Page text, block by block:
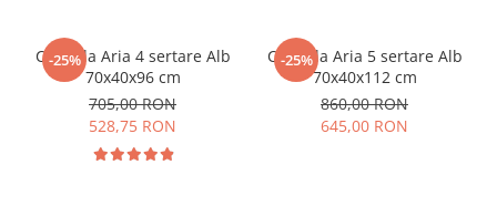
-25%
Comoda Aria 4 sertare Alb
70x40x96 cm
705,00 RON
528,75 RON
-25%
Comoda Aria 5 sertare Alb
70x40x112 cm
860,00 RON
645,00 RON